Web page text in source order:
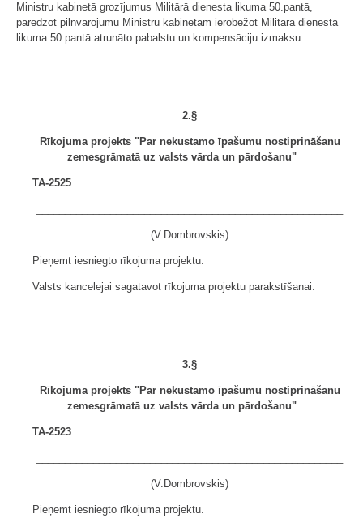
Ministru kabinetā grozījumus Militārā dienesta likuma 50.pantā,
paredzot pilnvarojumu Ministru kabinetam ierobežot Militārā dienesta
likuma 50.pantā atrunāto pabalstu un kompensāciju izmaksu.
2.§
Rīkojuma projekts "Par nekustamo īpašumu nostiprināšanu
zemesgrāmatā uz valsts vārda un pārdošanu"
TA-2525
(V.Dombrovskis)
Pieņemt iesniegto rīkojuma projektu.
Valsts kancelejai sagatavot rīkojuma projektu parakstīšanai.
3.§
Rīkojuma projekts "Par nekustamo īpašumu nostiprināšanu
zemesgrāmatā uz valsts vārda un pārdošanu"
TA-2523
(V.Dombrovskis)
Pieņemt iesniegto rīkojuma projektu.